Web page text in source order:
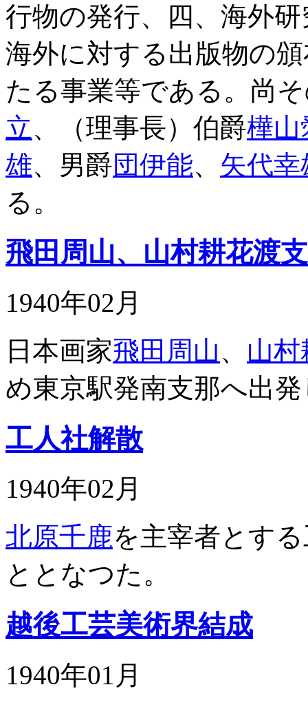
行物の発行、四、海外
海外に対する出版物の
たる事業等である。尚
立、（理事長）伯爵樺山
雄、男爵団伊能、 矢代幸
る。
飛田周山、山村耕花渡支
1940年02月
日本画家飛田周山、 山
め東京駅発南支那へ出
工人社解散
1940年02月
北原千鹿を主宰者とす
ととなつた。
越後工芸美術界結成
1940年01月